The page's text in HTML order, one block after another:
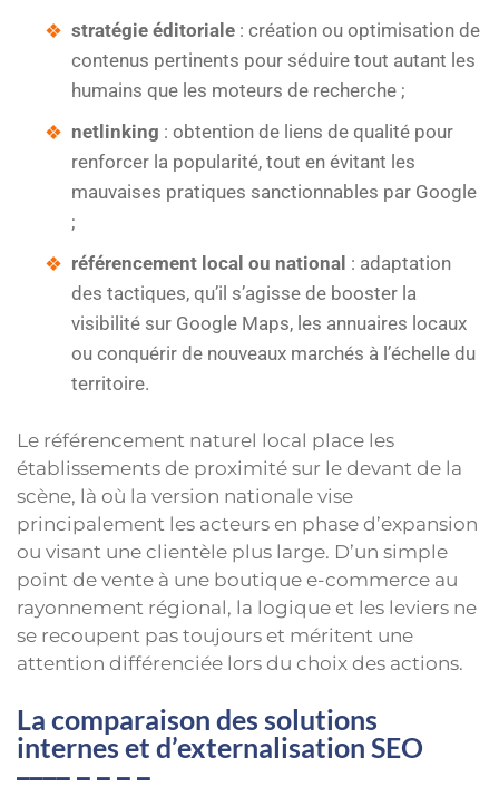
stratégie éditoriale : création ou optimisation de
contenus pertinents pour séduire tout autant les
humains que les moteurs de recherche ;
netlinking : obtention de liens de qualité pour
renforcer la popularité, tout en évitant les
mauvaises pratiques sanctionnables par Google
;
référencement local ou national : adaptation
des tactiques, qu’il s’agisse de booster la
visibilité sur Google Maps, les annuaires locaux
ou conquérir de nouveaux marchés à l’échelle du
territoire.
Le référencement naturel local place les
établissements de proximité sur le devant de la
scène, là où la version nationale vise
principalement les acteurs en phase d’expansion
ou visant une clientèle plus large. D’un simple
point de vente à une boutique e-commerce au
rayonnement régional, la logique et les leviers ne
se recoupent pas toujours et méritent une
attention différenciée lors du choix des actions.
La comparaison des solutions
internes et d’externalisation SEO